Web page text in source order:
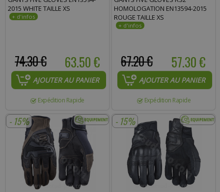
2015 WHITE TAILLE XS
63.50 €
74.30 €
AJOUTER AU PANIER
Expédition Rapide
HOMOLOGATION EN13594-2015
ROUGE TAILLE XS
57.30 €
67.20 €
AJOUTER AU PANIER
Expédition Rapide
- 15% - 15%